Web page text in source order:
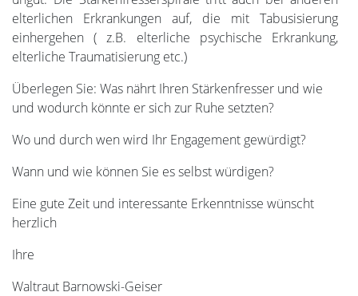
elterlichen Erkrankungen auf, die mit Tabusisierung
einhergehen ( z.B. elterliche psychische Erkrankung,
elterliche Traumatisierung etc.)
Überlegen Sie: Was nährt Ihren Stärkenfresser und wie
und wodurch könnte er sich zur Ruhe setzten?
Wo und durch wen wird Ihr Engagement gewürdigt?
Wann und wie können Sie es selbst würdigen?
Eine gute Zeit und interessante Erkenntnisse wünscht
herzlich
Ihre
Waltraut Barnowski-Geiser